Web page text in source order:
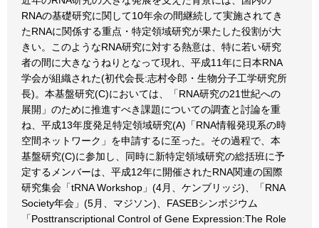
RNAの基礎研究に関して10年余の間継続して実施されてき
たRNAに関係する重点・特定領域研究が果たした役割が大
きい。このようなRNA研究に対する熱意は、特に若い研究
者の間に大きなうねりとなって現れ、平成11年に日本RNA
学会が組織された(初代会長:志村令郎・生物分子工学研究所
長)。本基盤研究(C)においては、「RNA研究の21世紀への
展開」のために推進すべき課題についての調査と討論を重
ね、平成13年度発足特定領域研究(A)「RNA情報発現系の時
空間ネットワーク」を申請するに至った。その過程で、本
基盤研究(C)に参加し、同時に新特定領域研究の総括班に予
定するメンバーは、平成12年に開催されたRNA関連の国際
研究集会「tRNA Workshop」(4月、ケンブリッジ)、「RNA
Society年会」(5月、マジソン)、FASEBシンポジウム
「Posttranscriptional Control of Gene Expression:The Role